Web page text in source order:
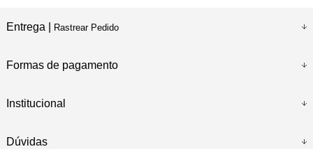
Entrega | Rastrear Pedido
Formas de pagamento
Institucional
Dúvidas